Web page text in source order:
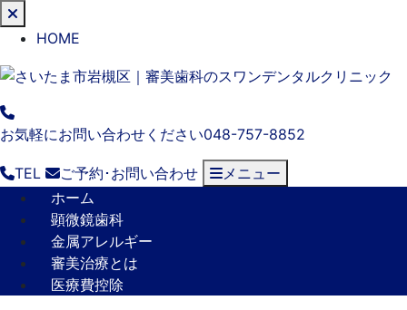
じ
HOME
お気軽にお問い合わせください048-757-8852
TEL ご予約･ お問い合わせ
メニュー
ホーム
顕微鏡歯科
金属アレルギー
審美治療とは
医療費控除